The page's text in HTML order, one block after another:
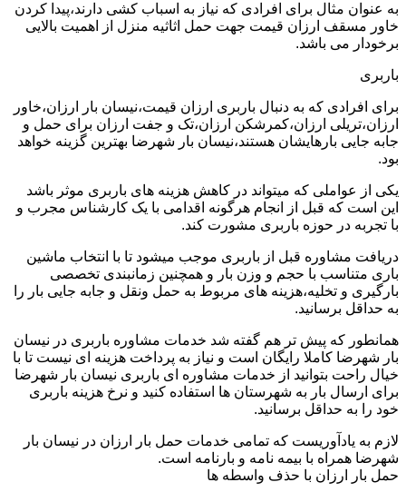
به عنوان مثال برای افرادی که نیاز به اسباب کشی دارند،پیدا کردن
خاور مسقف ارزان قیمت جهت حمل اثاثیه منزل از اهمیت بالایی
برخودار می باشد.
باربری
برای افرادی که به دنبال باربری ارزان قیمت،نیسان بار ارزان،خاور
ارزان،تریلی ارزان،کمرشکن ارزان،تک و جفت ارزان برای حمل و
جابه جایی بارهایشان هستند،نیسان بار شهرضا بهترین گزینه خواهد
بود.
یکی از عواملی که میتواند در کاهش هزینه های باربری موثر باشد
این است که قبل از انجام هرگونه اقدامی با یک کارشناس مجرب و
با تجربه در حوزه باربری مشورت کند.
دریافت مشاوره قبل از باربری موجب میشود تا با انتخاب ماشین
باری متناسب با حجم و وزن بار و همچنین زمانبندی تخصصی
بارگیری و تخلیه،هزینه های مربوط به حمل ونقل و جابه جایی بار را
به حداقل برسانید.
همانطور که پیش تر هم گفته شد خدمات مشاوره باربری در نیسان
بار شهرضا کاملا رایگان است و نیاز به پرداخت هزینه ای نیست تا با
خیال راحت بتوانید از خدمات مشاوره ای باربری نیسان بار شهرضا
برای ارسال بار به شهرستان ها استفاده کنید و نرخ هزینه باربری
خود را به حداقل برسانید.
لازم به یادآوریست که تمامی خدمات حمل بار ارزان در نیسان بار
شهرضا همراه با بیمه نامه و بارنامه است.
حمل بار ارزان با حذف واسطه ها